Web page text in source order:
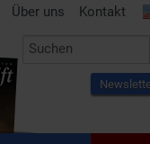
Über uns Kontakt